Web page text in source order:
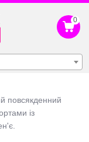
0
повсякденний
із